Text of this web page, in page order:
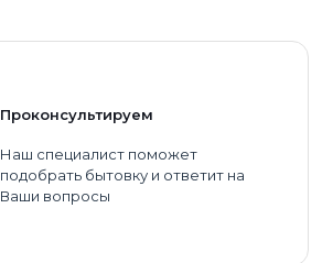
Проконсультируем
Наш специалист поможет
подобрать бытовку и ответит на
Ваши вопросы